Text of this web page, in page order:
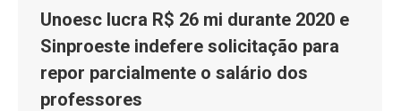
Unoesc lucra R$ 26 mi durante 2020 e
Sinproeste indefere solicitação para
repor parcialmente o salário dos
professores